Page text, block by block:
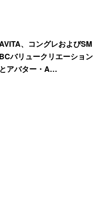
、コングレおよびSM
BCバリュークリエーション
とアバター・A…